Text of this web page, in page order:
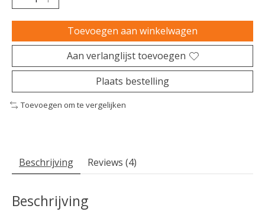
Toevoegen aan winkelwagen
Aan verlanglijst toevoegen
Plaats bestelling
Toevoegen om te vergelijken
Beschrijving Reviews (4)
Beschrijving